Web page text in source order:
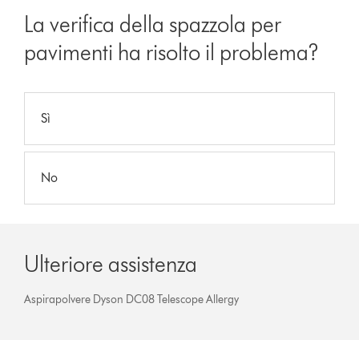
La verifica della spazzola per
pavimenti ha risolto il problema?
Sì
No
Ulteriore assistenza
Aspirapolvere Dyson DC08 Telescope Allergy